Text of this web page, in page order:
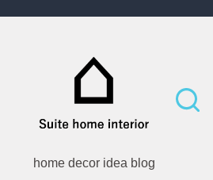
home decor idea blog